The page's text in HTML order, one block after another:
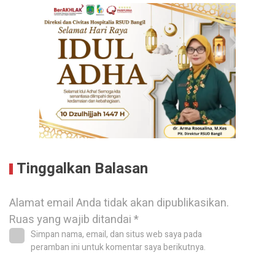
Tinggalkan Balasan
Alamat email Anda tidak akan dipublikasikan.
Ruas yang wajib ditandai*
Simpan nama, email, dan situs web saya pada
peramban ini untuk komentar saya berikutnya.